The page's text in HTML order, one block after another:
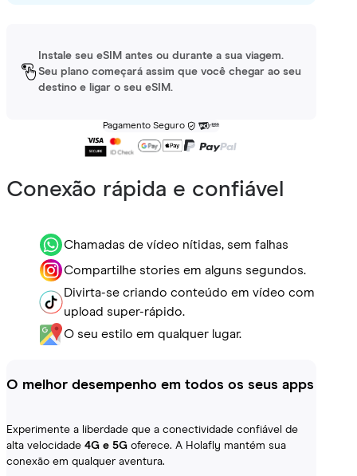
Instale seu eSIM antes ou durante a sua viagem.
Seu plano começará assim que você chegar ao seu
destino e ligar o seu eSIM.
Pagamento Seguro
Conexão rápida e confiável
Chamadas de vídeo nítidas, sem falhas
Compartilhe stories em alguns segundos.
Divirta-se criando conteúdo em vídeo com
upload super-rápido.
O seu estilo em qualquer lugar.
O melhor desempenho em todos os seus apps
Experimente a liberdade que a conectividade confiável de
alta velocidade 4G e 5G oferece. A Holafly mantém sua
conexão em qualquer aventura.